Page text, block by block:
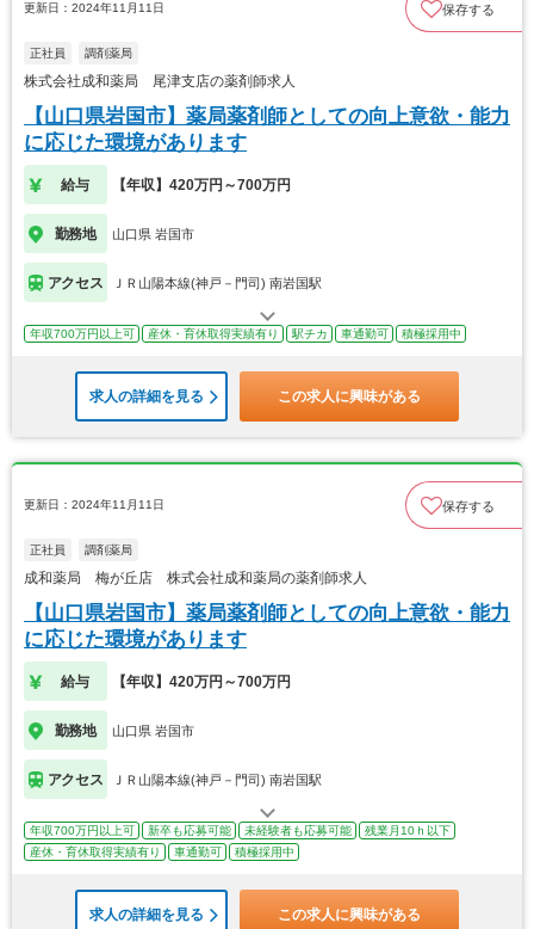
更新日：2024年11月11日 保存する
正社員 調剤薬局
株式会社成和薬局 尾津支店の薬剤師求人
【山口県岩国市】薬局薬剤師としての向上意欲・能力
に応じた環境があります
給与 【年収】420万円～700万円
勤務地 山口県 岩国市
アクセス ＪＲ山陽本線(神戸－門司) 南岩国駅
年収700万円以上可 産休・育休取得実績有り 駅チカ 車通勤可 積極採用中
求人の詳細を見る この求人に興味がある
更新日：2024年11月11日 保存する
正社員 調剤薬局
成和薬局 梅が丘店 株式会社成和薬局の薬剤師求人
【山口県岩国市】薬局薬剤師としての向上意欲・能力
に応じた環境があります
給与 【年収】420万円～700万円
勤務地 山口県 岩国市
アクセス ＪＲ山陽本線(神戸－門司) 南岩国駅
年収700万円以上可 新卒も応募可能 未経験者も応募可能
残業月10ｈ以下
産休・育休取得実績有り
車通勤可 積極採用中
求人の詳細を見る この求人に興味がある